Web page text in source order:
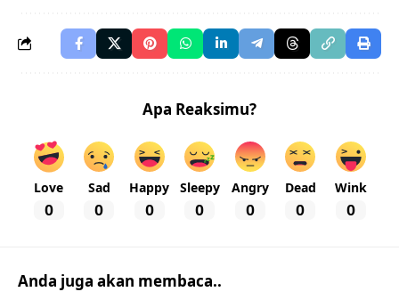
Apa Reaksimu?
Love
0
Sad
0
Happy
0
Sleepy
0
Angry
0
Dead
0
Wink
0
Anda juga akan membaca..